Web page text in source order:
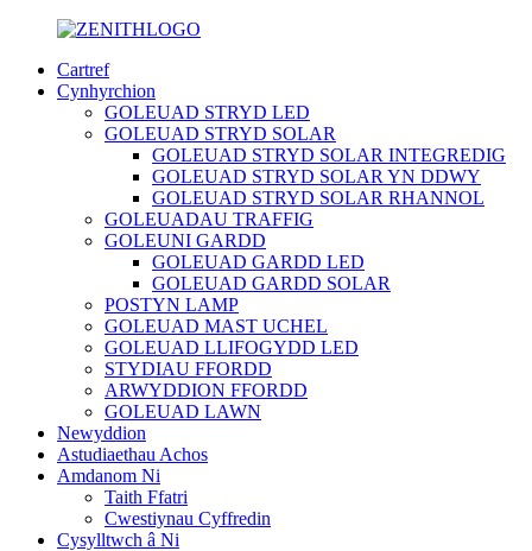
Cartref
Cynhyrchion
GOLEUAD STRYD LED
GOLEUAD STRYD SOLAR
GOLEUAD STRYD SOLAR INTEGREDIG
GOLEUAD STRYD SOLAR YN DDWY
GOLEUAD STRYD SOLAR RHANNOL
GOLEUADAU TRAFFIG
GOLEUNI GARDD
GOLEUAD GARDD LED
GOLEUAD GARDD SOLAR
POSTYN LAMP
GOLEUAD MAST UCHEL
GOLEUAD LLIFOGYDD LED
STYDIAU FFORDD
ARWYDDION FFORDD
GOLEUAD LAWN
Newyddion
Astudiaethau Achos
Amdanom Ni
Taith Ffatri
Cwestiynau Cyffredin
Cysylltwch â Ni